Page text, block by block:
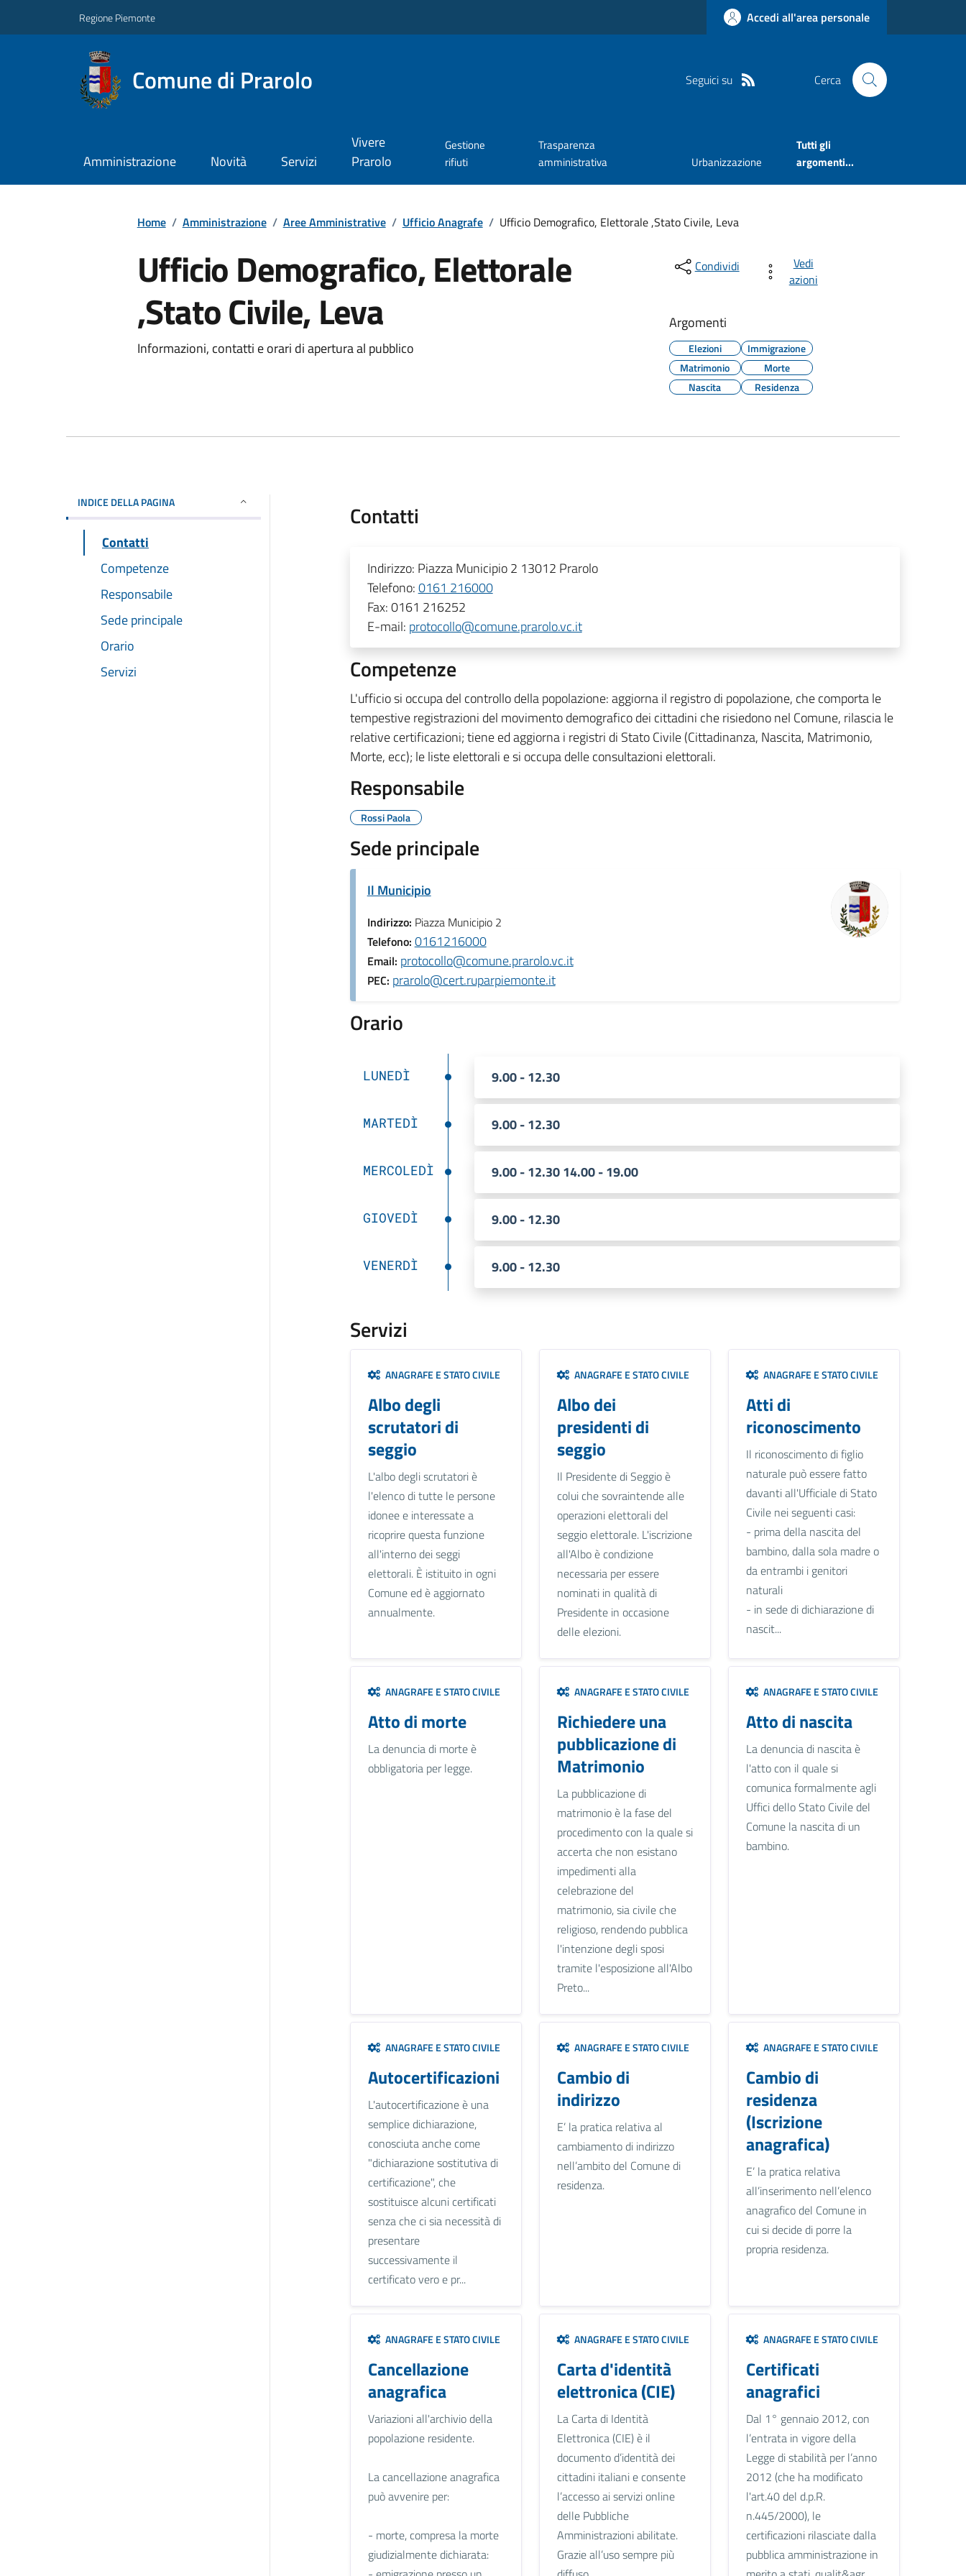
Regione Piemonte Accedi all'area personale
Comune di Prarolo Seguici su Cerca
Amministrazione Novità Servizi
Vivere
Prarolo
Gestione
rifiuti
Trasparenza
amministrativa
Urbanizzazione
Tutti gli
argomenti...
Home / Amministrazione / Aree Amministrative / Ufficio Anagrafe / Ufficio Demografico, Elettorale ,Stato Civile, Leva
Ufficio Demografico, Elettorale
,Stato Civile, Leva
Informazioni, contatti e orari di apertura al pubblico
Condividi
Vedi
azioni
Argomenti
Elezioni
Immigrazione
Matrimonio
Morte
Nascita
Residenza
INDICE DELLA PAGINA
Contatti
Competenze
Responsabile
Sede principale
Orario
Servizi
Contatti
Indirizzo: Piazza Municipio 2 13012 Prarolo
Telefono:0161 216000
Fax:0161 216252
E-mail: protocollo@comune.prarolo.vc.it
Competenze
L'ufficio si occupa del controllo della popolazione: aggiorna il registro di popolazione, che comporta le
tempestive registrazioni del movimento demografico dei cittadini che risiedono nel Comune, rilascia le
relative certificazioni; tiene ed aggiorna i registri di Stato Civile (Cittadinanza, Nascita, Matrimonio,
Morte, ecc); le liste elettorali e si occupa delle consultazioni elettorali.
Responsabile
Rossi Paola
Sede principale
Il Municipio
Indirizzo: Piazza Municipio 2
Telefono: 0161216000
Email: protocollo@comune.prarolo.vc.it
PEC: prarolo@cert.ruparpiemonte.it
Orario
LUNEDÌ 9.00 - 12.30
MARTEDÌ 9.00 - 12.30
MERCOLEDÌ 9.00 - 12.30 14.00 - 19.00
GIOVEDÌ 9.00 - 12.30
VENERDÌ 9.00 - 12.30
Servizi
ANAGRAFE E STATO CIVILE
Albo degli
scrutatori di
seggio
L'albo degli scrutatori è
l'elenco di tutte le persone
idonee e interessate a
ricoprire questa funzione
all'interno dei seggi
elettorali. È istituito in ogni
Comune ed è aggiornato
annualmente.
ANAGRAFE E STATO CIVILE
Albo dei
presidenti di
seggio
Il Presidente di Seggio è
colui che sovraintende alle
operazioni elettorali del
seggio elettorale. L'iscrizione
all'Albo è condizione
necessaria per essere
nominati in qualità di
Presidente in occasione
delle elezioni.
ANAGRAFE E STATO CIVILE
Atti di
riconoscimento
Il riconoscimento di figlio
naturale può essere fatto
davanti all'Ufficiale di Stato
Civile nei seguenti casi:
- prima della nascita del
bambino, dalla sola madre o
da entrambi i genitori
naturali
- in sede di dichiarazione di
nascit...
ANAGRAFE E STATO CIVILE
Atto di morte
La denuncia di morte è
obbligatoria per legge.
ANAGRAFE E STATO CIVILE
Richiedere una
pubblicazione di
Matrimonio
La pubblicazione di
matrimonio è la fase del
procedimento con la quale si
accerta che non esistano
impedimenti alla
celebrazione del
matrimonio, sia civile che
religioso, rendendo pubblica
l'intenzione degli sposi
tramite l'esposizione all'Albo
Preto...
ANAGRAFE E STATO CIVILE
Atto di nascita
La denuncia di nascita è
l'atto con il quale si
comunica formalmente agli
Uffici dello Stato Civile del
Comune la nascita di un
bambino.
ANAGRAFE E STATO CIVILE
Autocertificazioni
L'autocertificazione è una
semplice dichiarazione,
conosciuta anche come
"dichiarazione sostitutiva di
certificazione", che
sostituisce alcuni certificati
senza che ci sia necessità di
presentare
successivamente il
certificato vero e pr...
ANAGRAFE E STATO CIVILE
Cambio di
indirizzo
E’ la pratica relativa al
cambiamento di indirizzo
nell’ambito del Comune di
residenza.
ANAGRAFE E STATO CIVILE
Cambio di
residenza
(Iscrizione
anagrafica)
E’ la pratica relativa
all’inserimento nell’elenco
anagrafico del Comune in
cui si decide di porre la
propria residenza.
ANAGRAFE E STATO CIVILE
Cancellazione
anagrafica
Variazioni all'archivio della
popolazione residente.
La cancellazione anagrafica
può avvenire per:
- morte, compresa la morte
giudizialmente dichiarata:
ANAGRAFE E STATO CIVILE
Carta d'identità
elettronica (CIE)
La Carta di Identità
Elettronica (CIE) è il
documento d’identità dei
cittadini italiani e consente
l’accesso ai servizi online
delle Pubbliche
Amministrazioni abilitate.
Grazie all’uso sempre più
ANAGRAFE E STATO CIVILE
Certificati
anagrafici
Dal 1° gennaio 2012, con
l’entrata in vigore della
Legge di stabilità per l’anno
2012 (che ha modificato
l'art.40 del d.p.R.
n.445/2000), le
certificazioni rilasciate dalla
pubblica amministrazione in